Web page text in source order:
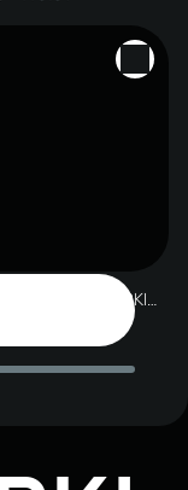
STWORKI
с дверцами, с
Авила черный